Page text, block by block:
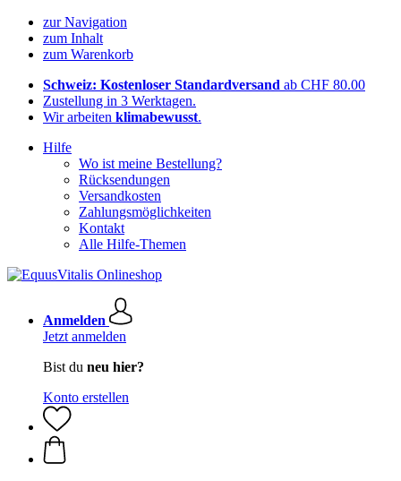
zur Navigation
zum Inhalt
zum Warenkorb
Schweiz: Kostenloser Standardversand ab CHF 80.00
Zustellung in 3 Werktagen.
Wir arbeiten klimabewusst.
Hilfe
Wo ist meine Bestellung?
Rücksendungen
Versandkosten
Zahlungsmöglichkeiten
Kontakt
Alle Hilfe-Themen
Anmelden
Jetzt anmelden
Bist du neu hier?
Konto erstellen